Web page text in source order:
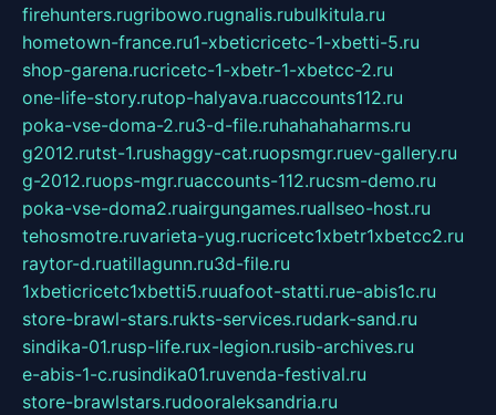
firehunters.rugribowo.rugnalis.rubulkitula.ru
hometown-france.ru1-xbeticricetc-1-xbetti-5.ru
shop-garena.rucricetc-1-xbetr-1-xbetcc-2.ru
one-life-story.rutop-halyava.ruaccounts112.ru
poka-vse-doma-2.ru3-d-file.ruhahahaharms.ru
g2012.rutst-1.rushaggy-cat.ruopsmgr.ruev-gallery.ru
g-2012.ruops-mgr.ruaccounts-112.rucsm-demo.ru
poka-vse-doma2.ruairgungames.ruallseo-host.ru
tehosmotre.ruvarieta-yug.rucricetc1xbetr1xbetcc2.ru
raytor-d.ruatillagunn.ru3d-file.ru
1xbeticricetc1xbetti5.ruuafoot-statti.rue-abis1c.ru
store-brawl-stars.rukts-services.rudark-sand.ru
sindika-01.rusp-life.rux-legion.rusib-archives.ru
e-abis-1-c.rusindika01.ruvenda-festival.ru
store-brawlstars.rudooraleksandria.ru